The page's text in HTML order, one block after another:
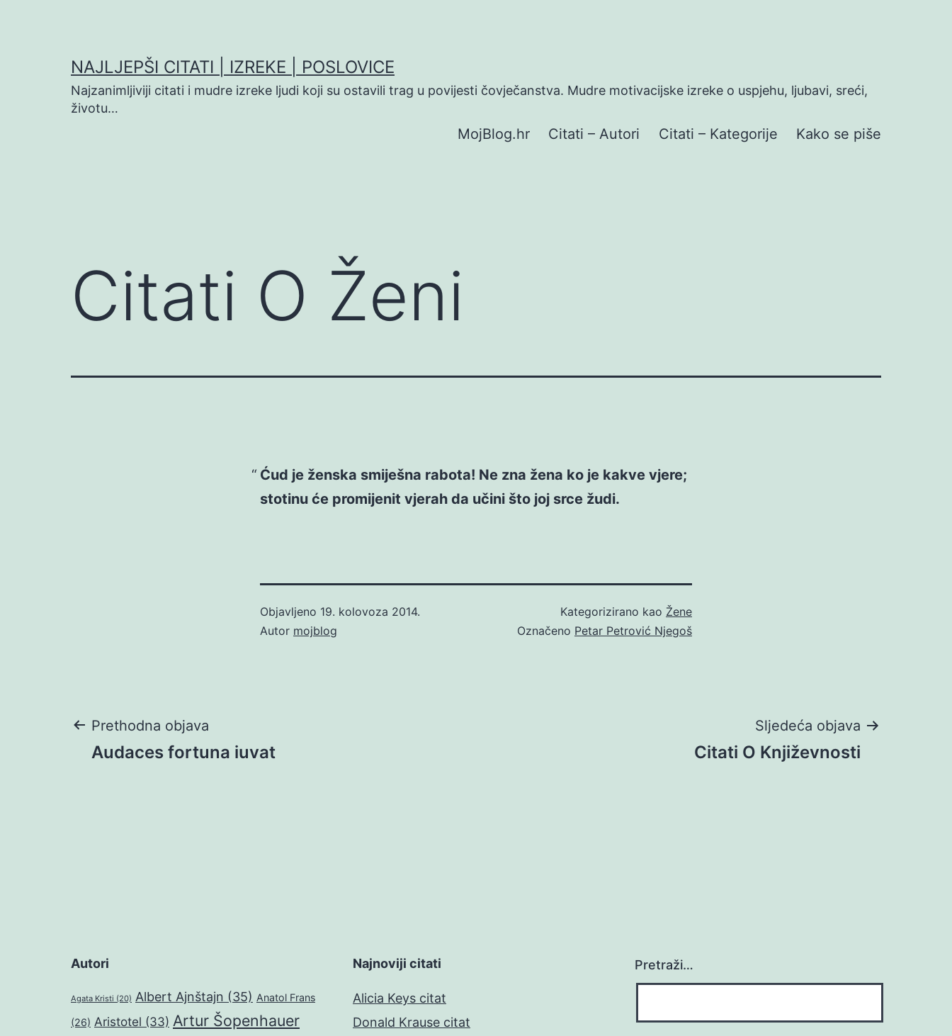
NAJLJEPŠI CITATI | IZREKE | POSLOVICE
Najzanimljiviji citati i mudre izreke ljudi koji su ostavili trag u povijesti čovječanstva. Mudre motivacijske izreke o uspjehu, ljubavi, sreći,
životu…
MojBlog.hr Citati – Autori Citati – Kategorije Kako se piše
Citati O Ženi
Ćud je ženska smiješna rabota! Ne zna žena ko je kakve vjere;
stotinu će promijenit vjerah da učini što joj srce žudi.
Objavljeno 19. kolovoza 2014.
Autor mojblog
Kategorizirano kao Žene
Označeno Petar Petrović Njegoš
Navigacija
Prethodna objava
Audaces fortuna iuvat
Sljedeća objava
Citati O Književnosti
Autori
Agata Kristi (20) Albert Ajnštajn (35) Anatol Frans
(26) Aristotel (33) Artur Šopenhauer
Najnoviji citati
Alicia Keys citat
Donald Krause citat
Pretraži…